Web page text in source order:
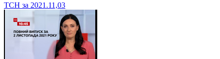
ТСН за 2021.11,03